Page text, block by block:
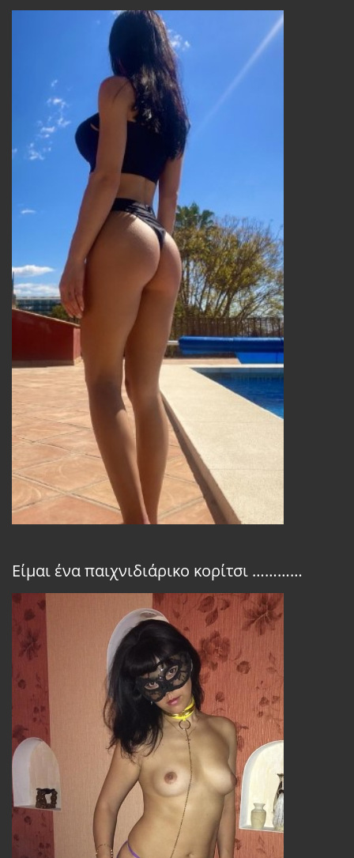
Είμαι ένα παιχνιδιάρικο κορίτσι …………